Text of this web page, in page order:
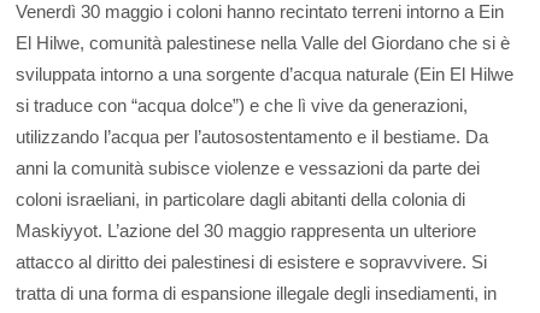
Venerdì 30 maggio i coloni hanno recintato terreni intorno a Ein
El Hilwe, comunità palestinese nella Valle del Giordano che si è
sviluppata intorno a una sorgente d’acqua naturale (Ein El Hilwe
si traduce con “acqua dolce”) e che lì vive da generazioni,
utilizzando l’acqua per l’autosostentamento e il bestiame. Da
anni la comunità subisce violenze e vessazioni da parte dei
coloni israeliani, in particolare dagli abitanti della colonia di
Maskiyyot. L’azione del 30 maggio rappresenta un ulteriore
attacco al diritto dei palestinesi di esistere e sopravvivere. Si
tratta di una forma di espansione illegale degli insediamenti, in